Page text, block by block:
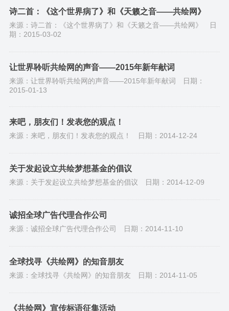
诗二首：《这个世界病了》和《天籁之音——共绘网》
来源：诗二首：《这个世界病了》和《天籁之音——共绘网》
日
期：2015-03-02
让世界聆听共绘网的声音——2015年新年献词
来源：让世界聆听共绘网的声音——2015年新年献词
日期：
2015-01-13
来吧，朋友们！发表您的观点！
来源：来吧，朋友们！发表您的观点！ 日期：2014-12-24
关于发起设立共绘梦想基金的倡议
来源：关于发起设立共绘梦想基金的倡议 日期：2014-12-09
诚招全球广告代理合作公司
来源：诚招全球广告代理合作公司 日期：2014-11-10
全球找寻《共绘网》的知音朋友
来源：全球找寻《共绘网》的知音朋友 日期：2014-11-05
《共绘网》宣传标语征集活动